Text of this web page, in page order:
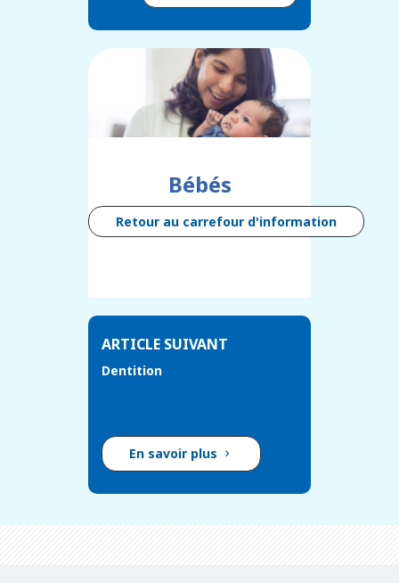
Bébés
Retour au carrefour d'information
ARTICLE SUIVANT
Dentition
En savoir plus